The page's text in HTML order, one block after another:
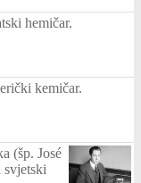
hemičar.
kemičar.
(šp. José
svjetski